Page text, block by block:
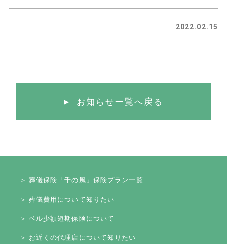
2022.02.15
お知らせ一覧へ戻る
＞ 葬儀保険「千の風」保険プラン一覧
＞ 葬儀費用について知りたい
＞ ベル少額短期保険について
＞ お近くの代理店について知りたい